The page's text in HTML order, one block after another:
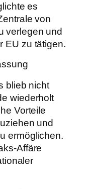
es
von
verlegen und
EU zu tätigen.
blieb nicht
wiederholt
Vorteile
und
ermöglichen.
Affäre